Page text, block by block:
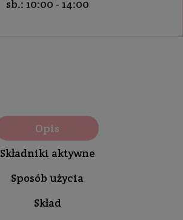
sb.: 10:00 - 14:00
Opis
Składniki aktywne
Sposób użycia
Skład